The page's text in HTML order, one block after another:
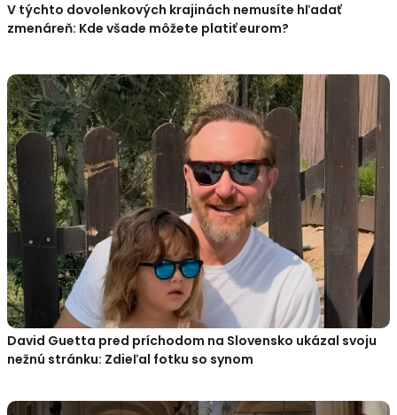
V týchto dovolenkových krajinách nemusíte hľadať
zmenáreň: Kde všade môžete platiť eurom?
David Guetta pred príchodom na Slovensko ukázal svoju
nežnú stránku: Zdieľal fotku so synom